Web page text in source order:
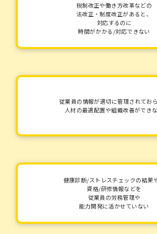
税制改正や働き方改革などの
法改正・制度改正があると、
対応するのに
時間がかかる/対応できない
従業員の情報が適切に管理されておら
人材の最適配置や組織改善ができ
健康診断/ストレスチェックの結果や
資格/研修情報などを
従業員の労務管理や
能力開発に活かせていない